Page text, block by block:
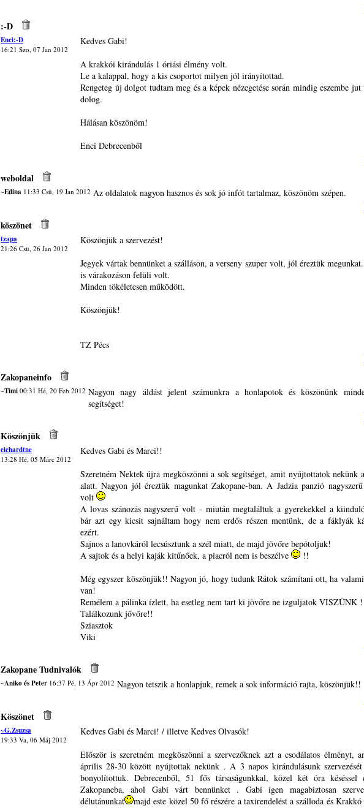
:-D
Enci:-D
16:21 Szo, 07 Jan 2012
Kedves Gabi!
A krakkói kirándulás 1 óriási élmény volt.
Le a kalappal, hogy a kis csoportot milyen jól irányítottad.
Rengeteg új dolgot tudtam meg és a képek nézegetése során mindig eszembe
dolog.
Hálásan köszönöm!
Enci Debrecenből
weboldal
~Edina 11:33 Csü, 19 Jan 2012 Az oldalatok nagyon hasznos és sok jó infót tartalmaz, köszönöm szépen.
köszönet
tzapa
21:26 Csü, 26 Jan 2012
Köszönjük a szervezést!
Jegyek vártak bennünket a szálláson, a verseny szuper volt, jól éreztük
is várakozáson felüli volt.
Minden tökéletesen működött.
Köszönjük!
TZ Pécs
Zakopaneinfo
~Timi 00:31 Hé, 20 Feb 2012 Nagyon nagy áldást jelent számunkra a honlapotok és köszönünk
segítséget!
Köszönjük
eichardtne
13:28 Hé, 05 Márc 2012
Kedves Gabi és Marci!!
Szeretném Nektek újra megköszönni a sok segítséget, amit nyújtottatok nekünk
alatt. Nagyon jól éreztük magunkat Zakopane-ban. A Jadzia panzió nagyszerű
volt
A lovas szánozás nagyszerű volt - miután megtaláltuk a gyerekekkel a
bár azt egy kicsit sajnáltam hogy nem erdős részen mentünk, de a fáklyák
ezért.
Sajnos a lanovkáról lecsúsztunk a szél miatt, de majd jövőre bepótoljuk!
A sajtok és a helyi kaják kitűnőek, a piacról nem is beszélve
!!
Még egyszer köszönjük!! Nagyon jó, hogy tudunk Rátok számítani ott, ha
van!
Remélem a pálinka ízlett, ha esetleg nem tart ki jövőre ne izguljatok VISZÜNK !
Találkozunk jővőre!!
Sziasztok
Viki
Zakopane Tudnivalók
~Aniko és Peter 16:37 Pé, 13 Ápr 2012 Nagyon tetszik a honlapjuk, remek a sok információ rajta, köszönjük!!
Köszönet
~G.Zsuzsa
19:33 Va, 06 Máj 2012
Kedves Gabi és Marci! / illetve Kedves Olvasók!
Először is szeretném megköszönni a szervezőknek azt a csodálatos élményt,
április 28-30 között nyújtottak nekünk . A 3 napos kirándulásunk
bonyolítottuk. Debrecenből, 51 fős társaságunkkal, közel két óra késéssel
Zakopaneba, ahol Gabi várt bennünket . Gabi igen magabiztosan
délutánunkat
majd este közel 50 fő részére a taxirendelést a szálloda és Krakkó